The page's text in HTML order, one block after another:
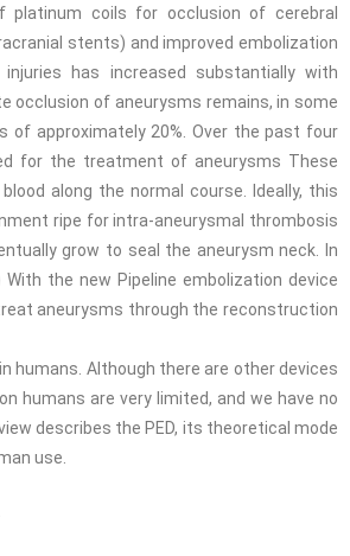
platinum coils for occlusion of cerebral
stents) and improved embolization
has increased substantially with
occlusion of aneurysms remains, in some
of approximately 20%. Over the past four
for the treatment of aneurysms These
along the normal course. Ideally, this
ripe for intra-aneurysmal thrombosis
grow to seal the aneurysm neck. In
the new Pipeline embolization device
aneurysms through the reconstruction
humans. Although there are other devices
humans are very limited, and we have no
describes the PED, its theoretical mode
use.